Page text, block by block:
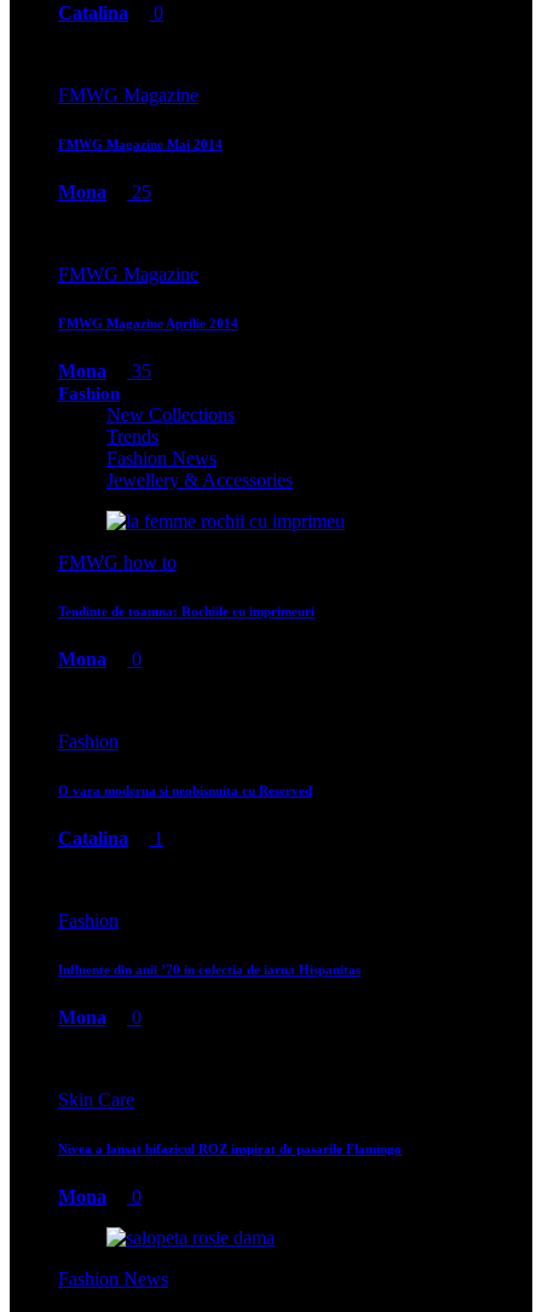
Catalina 0
FMWG Magazine
FMWG Magazine Mai 2014
Mona 25
FMWG Magazine
FMWG Magazine Aprilie 2014
Mona 35
Fashion
New Collections
Trends
Fashion News
Jewellery & Accessories
FMWG how to
Tendinte de toamna: Rochiile cu imprimeuri
Mona 0
Fashion
O vara moderna si neobisnuita cu Reserved
Catalina 1
Fashion
Influente din anii ’70 in colectia de iarna Hispanitas
Mona 0
Skin Care
Nivea a lansat bifazicul ROZ inspirat de pasarile Flamingo
Mona 0
Fashion News